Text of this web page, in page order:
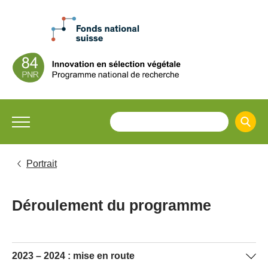
Portrait
Déroulement du programme
2023 – 2024 : mise en route